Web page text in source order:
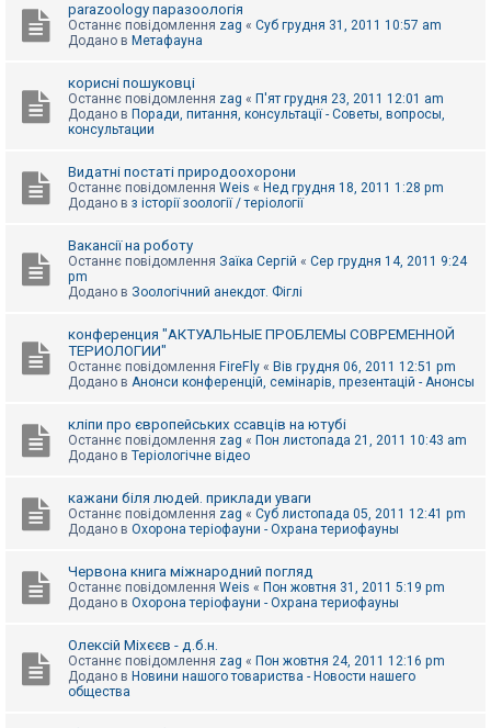
parazoology паразоологія
Останнє повідомлення zag « Суб грудня 31, 2011 10:57 am
Додано в Метафауна
корисні пошуковці
Останнє повідомлення zag « П'ят грудня 23, 2011 12:01 am
Додано в Поради, питання, консультації - Советы, вопросы,
консультации
Видатні постаті природоохорони
Останнє повідомлення Weis « Нед грудня 18, 2011 1:28 pm
Додано в з історії зоології / теріології
Вакансії на роботу
Останнє повідомлення Заїка Сергій « Сер грудня 14, 2011 9:24
pm
Додано в Зоологічний анекдот. Фіглі
конференция "АКТУАЛЬНЫЕ ПРОБЛЕМЫ СОВРЕМЕННОЙ
ТЕРИОЛОГИИ"
Останнє повідомлення FireFly « Вів грудня 06, 2011 12:51 pm
Додано в Анонси конференцій, семінарів, презентацій - Анонсы
кліпи про європейських ссавців на ютубі
Останнє повідомлення zag « Пон листопада 21, 2011 10:43 am
Додано в Теріологічне відео
кажани біля людей. приклади уваги
Останнє повідомлення zag « Суб листопада 05, 2011 12:41 pm
Додано в Охорона теріофауни - Охрана териофауны
Червона книга міжнародний погляд
Останнє повідомлення Weis « Пон жовтня 31, 2011 5:19 pm
Додано в Охорона теріофауни - Охрана териофауны
Олексій Міхєєв - д.б.н.
Останнє повідомлення zag « Пон жовтня 24, 2011 12:16 pm
Додано в Новини нашого товариства - Новости нашего
общества